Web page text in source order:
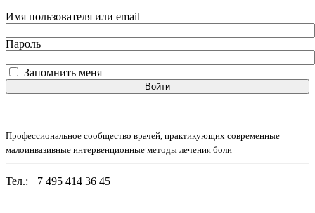
Имя пользователя или email
Пароль
Запомнить меня
Войти
Профессиональное сообщество врачей, практикующих современные
малоинвазивные интервенционные методы лечения боли
Тел.: +7 495 414 36 45